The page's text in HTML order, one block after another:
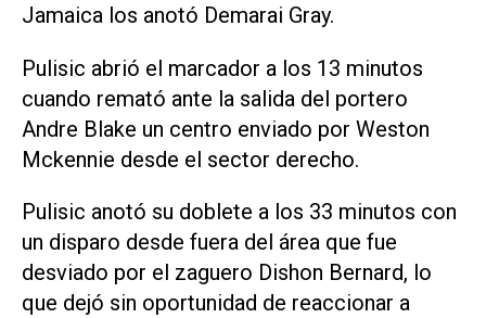
Jamaica los anotó Demarai Gray.
Pulisic abrió el marcador a los 13 minutos
cuando remató ante la salida del portero
Andre Blake un centro enviado por Weston
Mckennie desde el sector derecho.
Pulisic anotó su doblete a los 33 minutos con
un disparo desde fuera del área que fue
desviado por el zaguero Dishon Bernard, lo
que dejó sin oportunidad de reaccionar a